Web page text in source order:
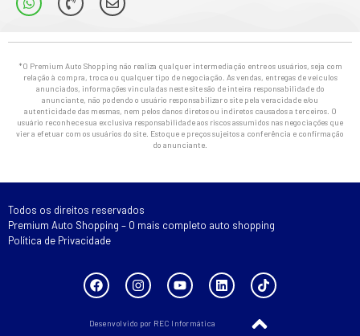
*O Premium Auto Shopping não realiza qualquer intermediação entre os usuários, seja com
relação à compra, troca ou qualquer tipo de negociação. As vendas, entregas de veículos
anunciados, informações vinculadas neste site são de inteira responsabilidade do
anunciante, não podendo o usuário responsabilizar o site pela veracidade e/ou
autenticidade das mesmas, nem pelos danos diretos ou indiretos causados a terceiros. O
usuário reconhece sua exclusiva responsabilidade aos riscos assumidos nas negociações que
vier a efetuar com os usuários do site. Estoque e preços sujeitos a conferência e confirmação
do anunciante.
Todos os direitos reservados
Premium Auto Shopping – O mais completo auto shopping
Política de Privacidade
Desenvolvido por REC Informática